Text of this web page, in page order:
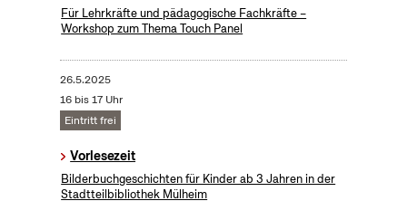
Für Lehrkräfte und pädagogische Fachkräfte –
Workshop zum Thema Touch Panel
26.5.2025
16 bis 17 Uhr
Eintritt frei
Vorlesezeit
Bilderbuchgeschichten für Kinder ab 3 Jahren in der
Stadtteilbibliothek Mülheim